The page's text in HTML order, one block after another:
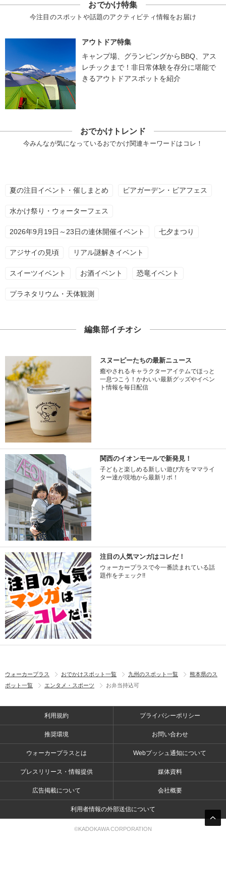
おでかけ特集
今注目のスポットや話題のアクティビティ情報をお届け
アウトドア特集
キャンプ場、グランピングからBBQ、アス
レチックまで！非日常体験を存分に堪能で
きるアウトドアスポットを紹介
おでかけトレンド
今みんなが気になっているおでかけ関連キーワードはコレ！
夏の注目イベント・催しまとめ ビアガーデン・ビアフェス
水かけ祭り・ウォーターフェス
2026年9月19日～23日の連休開催イベント 七夕まつり
アジサイの見頃 リアル謎解きイベント
スイーツイベント お酒イベント 恐竜イベント
プラネタリウム・天体観測
編集部イチオシ
スヌーピーたちの最新ニュース
癒やされるキャラクターアイテムでほっと
一息つこう！かわいい最新グッズやイベン
ト情報を毎日配信
関西のイオンモールで新発見！
子どもと楽しめる新しい遊び方をママライ
ター達が現地から最新リポ！
注目の人気マンガはコレだ！
ウォーカープラスで今一番読まれている話
題作をチェック!!
ウォーカープラス おでかけスポット一覧 九州のスポット一覧
熊本県のス
ポット一覧
エンタメ・スポーツ お弁当持込可
利用規約 プライバシーポリシー
推奨環境 お問い合わせ
ウォーカープラスとは Webプッシュ通知について
プレスリリース・情報提供 媒体資料
広告掲載について 会社概要
利用者情報の外部送信について
©KADOKAWA CORPORATION